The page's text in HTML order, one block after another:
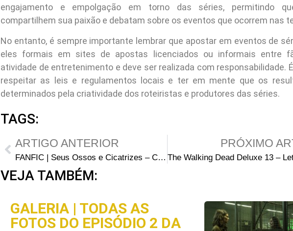
engajamento e empolgação em torno das séries, permitindo
compartilhem sua paixão e debatam sobre os eventos que ocorrem nas
No entanto, é sempre importante lembrar que apostar em eventos de
eles formais em sites de apostas licenciados ou informais entre
atividade de entretenimento e deve ser realizada com responsabilidade.
respeitar as leis e regulamentos locais e ter em mente que os
determinados pela criatividade dos roteiristas e produtores das séries.
TAGS:
ARTIGO ANTERIOR
FANFIC | Seus Ossos e Cicatrizes – Capítulo 6: Leste, Até a Última Bala
PRÓXIMO
VEJA TAMBÉM:
GALERIA | TODAS AS
FOTOS DO EPISÓDIO 2 DA